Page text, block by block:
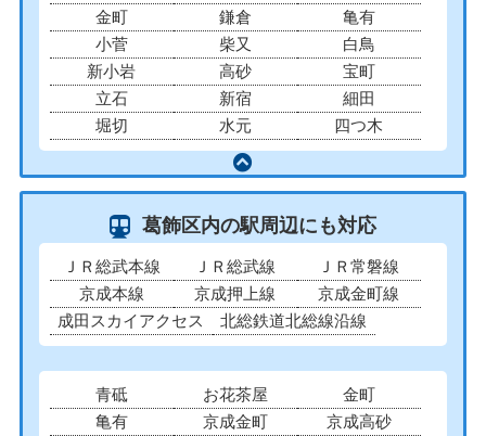
金町
鎌倉
亀有
小菅
柴又
白鳥
新小岩
高砂
宝町
立石
新宿
細田
堀切
水元 四つ木
葛飾区内の駅周辺にも対応
ＪＲ総武本線 ＪＲ総武線
ＪＲ常磐線
京成本線
京成押上線
京成金町線
成田スカイアクセス
北総鉄道北総線沿線
青砥 お花茶屋
金町
亀有
京成金町
京成高砂